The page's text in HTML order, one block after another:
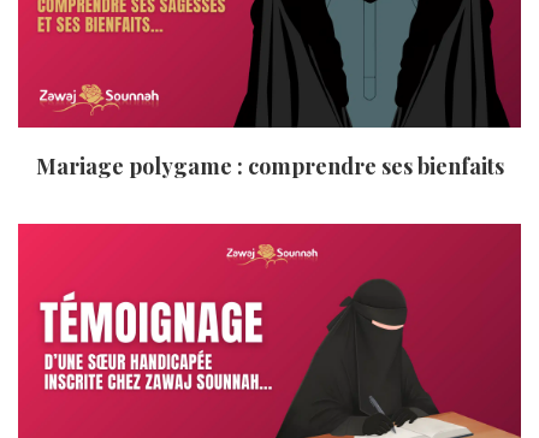
Mariage polygame : comprendre ses bienfaits